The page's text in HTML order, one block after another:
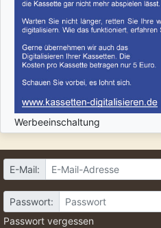
Werbeeinschaltung
E-Mail:
Passwort:
Passwort vergessen